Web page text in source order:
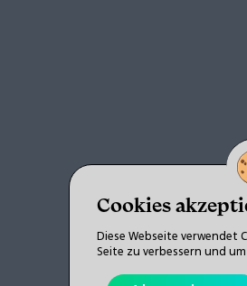
Cookies
Diese Webseite verwendet
Seite zu verbessern und